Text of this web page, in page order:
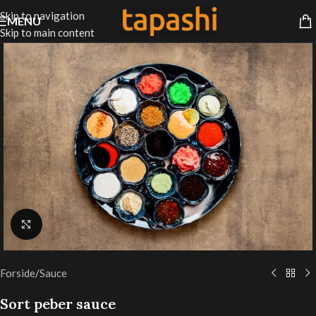
Skip to navigation
Skip to main content
MENU
Klik for at forstørre
Forside/Sauce
Sort peber sauce